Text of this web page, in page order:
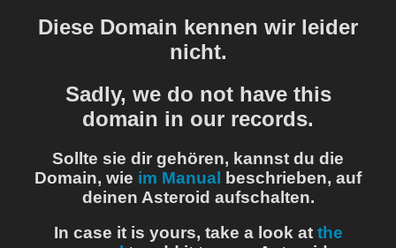
Diese Domain kennen wir leider
nicht.
Sadly, we do not have this
domain in our records.
Sollte sie dir gehören, kannst du die
Domain, wie im Manual beschrieben, auf
deinen Asteroid aufschalten.
In case it is yours, take a look at the